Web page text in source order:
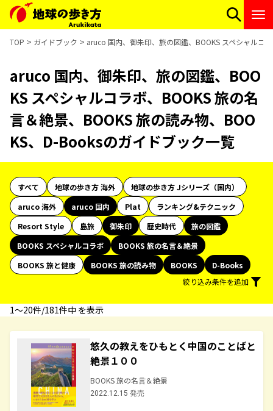
TOP ガイドブック aruco 国内、御朱印、旅の図鑑、BOOKS スペシャルコ
aruco 国内、御朱印、旅の図鑑、BOO
KS スペシャルコラボ、BOOKS 旅の名
言＆絶景、BOOKS 旅の読み物、BOO
KS、D-Booksのガイドブック一覧
すべて 地球の歩き方 海外
地球の歩き方 Jシリーズ（国内）
aruco 海外
aruco 国内 Plat
ランキング&テクニック
Resort Style
島旅 御朱印 歴史時代
旅の図鑑
BOOKS スペシャルコラボ
BOOKS 旅の名言＆絶景
BOOKS 旅と健康
BOOKS 旅の読み物 BOOKS
D-Books
絞り込み条件を追加
1〜20件/181件中 を表示
悠久の教えをひもとく中国のことばと
絶景１００
BOOKS 旅の名言＆絶景
2022.12.15 発売